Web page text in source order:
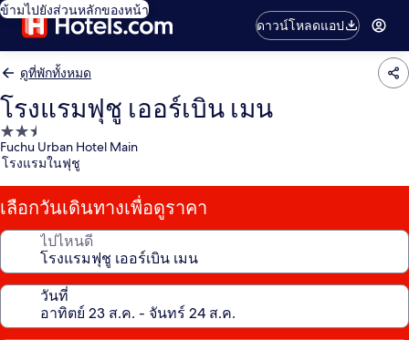
ข้ามไปยังส่วนหลักของหน้า
ดาวน์โหลดแอป
ดูที่พักทั้งหมด
โรงแรมฟุชู เออร์เบิน เมน
ที่พัก
2.5
Fuchu Urban Hotel Main
โรงแรมในฟุชู
เลือกวันเดินทางเพื่อดูราคา
ไปไหนดี
วันที่